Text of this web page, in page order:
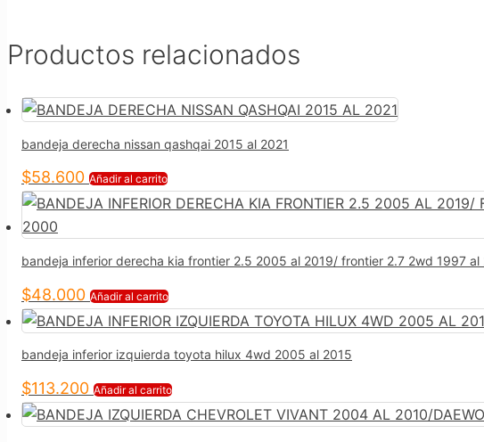
Productos relacionados
bandeja derecha nissan qashqai 2015 al 2021
$58.600 Añadir al carrito
bandeja inferior derecha kia frontier 2.5 2005 al 2019/ frontier 2.7 2wd 1997
$48.000 Añadir al carrito
bandeja inferior izquierda toyota hilux 4wd 2005 al 2015
$113.200 Añadir al carrito